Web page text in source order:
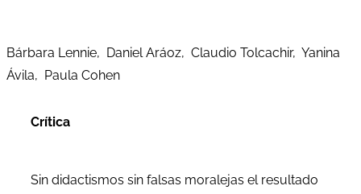
Bárbara Lennie, Daniel Aráoz, Claudio Tolcachir, Yanina
Ávila, Paula Cohen
Crítica
Sin didactismos sin falsas moralejas el resultado